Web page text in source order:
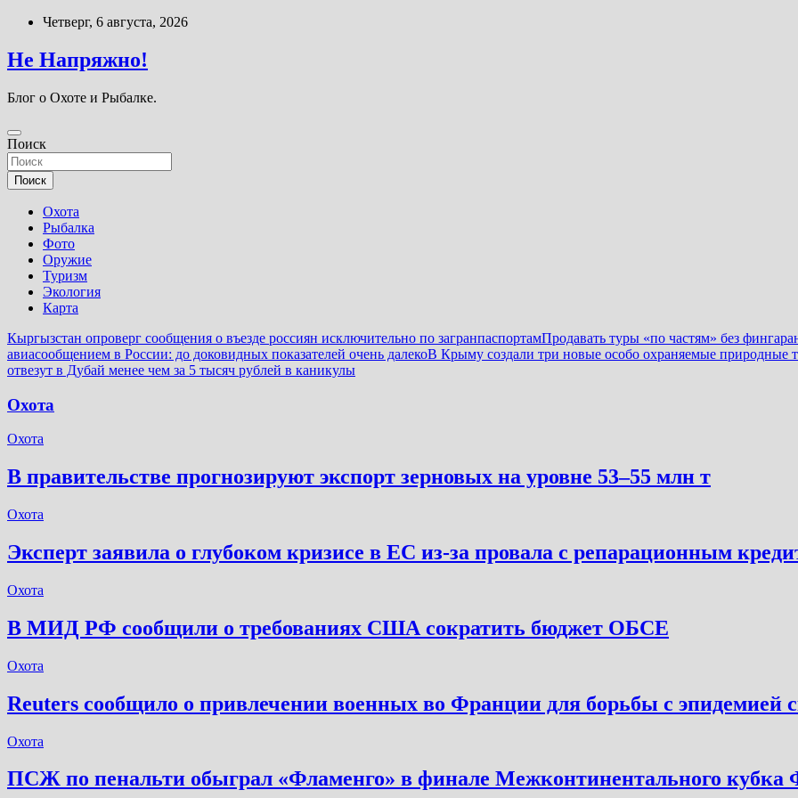
Перейти
содержимому
Четверг, 6 августа, 2026
Не Напряжно!
Блог о Охоте и Рыбалке.
Поиск
Поиск
Охота
Рыбалка
Фото
Оружие
Туризм
Экология
Карта
Кыргызстан опроверг сообщения о въезде россиян исключительно по загранпаспортамПродавать туры «по частям» без
авиасообщением в России: до доковидных показателей очень далекоВ Крыму создали три новые особо охраняемые природные
отвезут в Дубай менее чем за 5 тысяч рублей в каникулы
Охота
Охота
В правительстве прогнозируют экспорт зерновых на уровне 53–55 млн т
Охота
Эксперт заявила о глубоком кризисе в ЕС из-за провала с репарационным
Охота
В МИД РФ сообщили о требованиях США сократить бюджет ОБСЕ
Охота
Reuters сообщило о привлечении военных во Франции для борьбы с эпидемией
Охота
ПСЖ по пенальти обыграл «Фламенго» в финале Межконтинентального